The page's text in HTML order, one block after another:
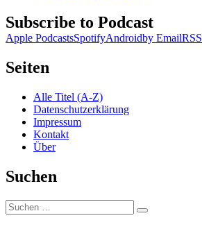
Subscribe to Podcast
Apple PodcastsSpotifyAndroidby EmailRSS
Seiten
Alle Titel (A-Z)
Datenschutzerklärung
Impressum
Kontakt
Über
Suchen
Suchen
nach:
Suchen